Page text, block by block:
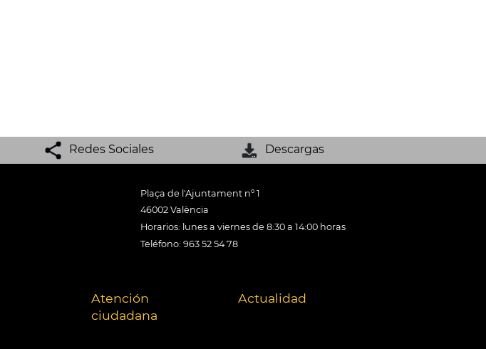
Redes Sociales Descargas
Plaça de l'Ajuntament nº 1
46002 València
Horarios: lunes a viernes de 8:30 a 14:00 horas
Teléfono: 963 52 54 78
Atención
ciudadana
Actualidad